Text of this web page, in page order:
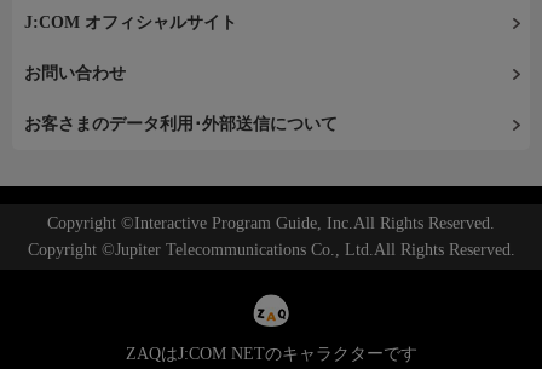
J:COM オフィシャルサイト
お問い合わせ
お客さまのデータ利用･外部送信について
Copyright ©Interactive Program Guide, Inc.All Rights Reserved.
Copyright ©Jupiter Telecommunications Co., Ltd.All Rights Reserved.
ZAQはJ:COM NETのキャラクターです